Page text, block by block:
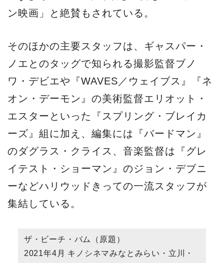
ン映画」と絶賛もされている。
そのほかの主要スタッフは、ギャスパー・
ノエとのタッグで知られる撮影監督ブノ
ワ・デビエや『WAVES／ウェイブス』『ネ
オン・デーモン』の美術監督エリオット・
エスターといった『スプリング・ブレイカ
ーズ』組に加え、編集には『バードマン』
のダグラス・クライス、音楽監督は『グレ
イテスト・ショーマン』のジョン・デブニ
ーなどハリウッドきっての一流スタッフが
集結している。
ザ・ビーチ・バム（原題）
2021年4月 キノシネマみなとみらい・立川・